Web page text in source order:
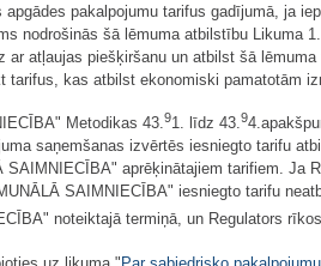
pakalpojumu tarifus gadījumā, ja
nodrošinās šā lēmuma atbilstību Likuma
atļaujas piešķiršanu un atbilst šā
kas atbilst ekonomiski pamatotām
Metodikas 43.91. līdz 43.9
saņemšanas izvērtēs iesniegto tarifu
aprēķinātajiem tarifiem. Ja
SAIMNIECĪBA" iesniegto tarifu
noteiktajā termiņā, un Regulators